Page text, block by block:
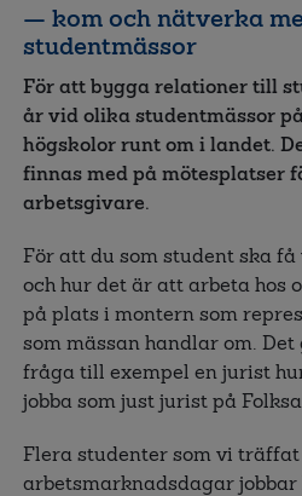
— kom och nätverka
studentmässor
För att bygga relationer till
år vid olika studentmässor
högskolor runt om i landet.
finnas med på mötesplatser
arbetsgivare.
För att du som student ska
och hur det är att arbeta hos
på plats i montern som
som mässan handlar om.
fråga till exempel en jurist
jobba som just jurist på
Flera studenter som vi
arbetsmarknadsdagar jobbar